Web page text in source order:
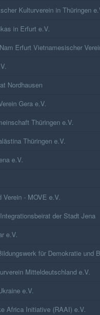
Kulturverein in Thüringen
in Erfurt e.V.
Erfurt Vietnamesischer
Nordhausen
Gera e.V.
Thüringen e.V.
Thüringen e.V.
e.V.
Verein - MOVE e.V.
der Stadt Jena
e.V.
für Demokratie und
Mitteldeutschland e.V.
e.V.
Africa Initiative (RAAI) e.V.